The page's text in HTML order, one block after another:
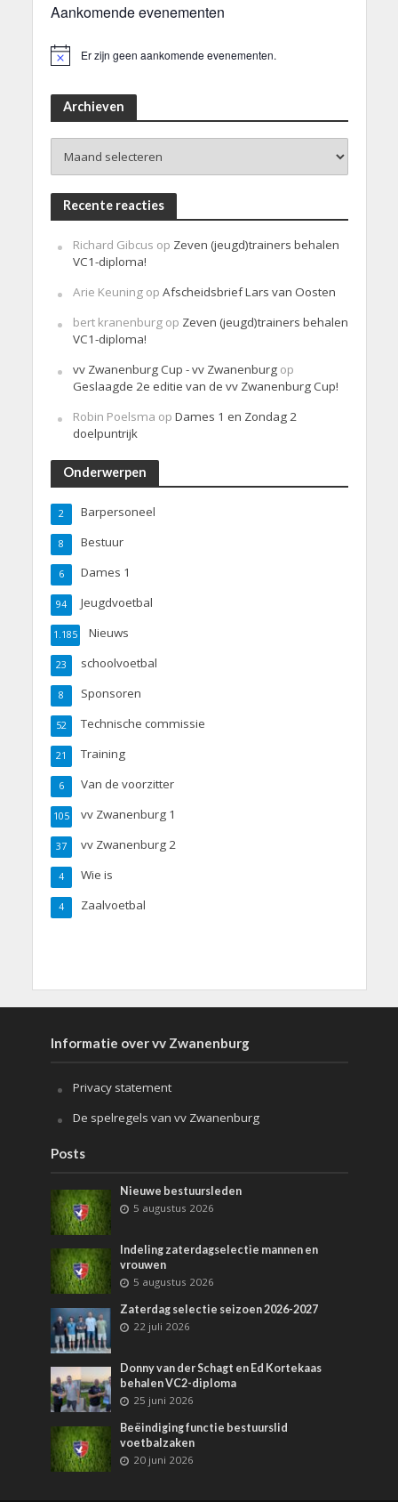
Aankomende evenementen
Er zijn geen aankomende evenementen.
Archieven
Recente reacties
Richard Gibcus op Zeven (jeugd)trainers behalen
VC1-diploma!
Arie Keuningop Afscheidsbrief Lars van Oosten
bert kranenburgop Zeven (jeugd)trainers behalen
VC1-diploma!
vv Zwanenburg Cup - vv Zwanenburgop
Geslaagde 2e editie van de vv Zwanenburg Cup!
Robin Poelsma op Dames 1 en Zondag 2
doelpuntrijk
Onderwerpen
Barpersoneel
2
Bestuur
8
Dames 1
6
Jeugdvoetbal
94
Nieuws
1.185
schoolvoetbal
23
Sponsoren
8
Technische commissie
52
Training
21
Van de voorzitter
6
vv Zwanenburg 1
105
vv Zwanenburg 2
37
Wie is
4
Zaalvoetbal
4
Informatie over vv Zwanenburg
Privacy statement
De spelregels van vv Zwanenburg
Posts
Nieuwe bestuursleden
5 augustus 2026
Indeling zaterdagselectie mannen en
vrouwen
5 augustus 2026
Zaterdag selectie seizoen 2026-2027
22 juli 2026
Donny van der Schagt en Ed Kortekaas
behalen VC2-diploma
25 juni 2026
Beëindiging functie bestuurslid
voetbalzaken
20 juni 2026